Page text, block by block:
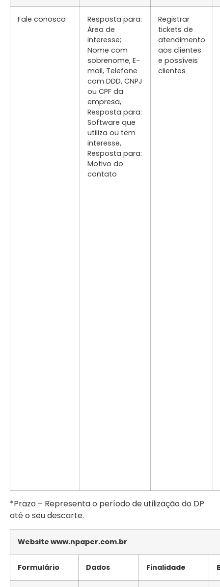
Fale conosco
Resposta para:
Área de
interesse;
Nome com
sobrenome, E-
mail, Telefone
com DDD, CNPJ
ou CPF da
empresa,
Resposta para:
Software que
utiliza ou tem
interesse,
Resposta para:
Motivo do
contato
Registrar
tickets de
atendimento
aos clientes
e possíveis
clientes
*Prazo – Representa o período de utilização do DP
até o seu descarte.
Website www.npaper.com.br
Formulário Dados Finalidade